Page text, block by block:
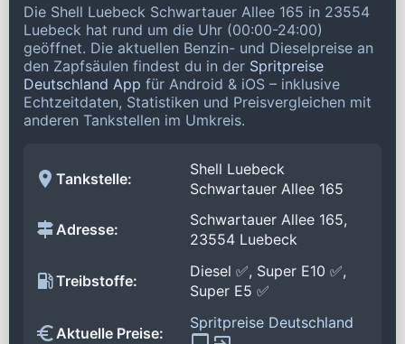
Die Shell Luebeck Schwartauer Allee 165 in 23554
Luebeck hat rund um die Uhr (00:00-24:00)
geöffnet. Die aktuellen Benzin- und Dieselpreise an
den Zapfsäulen findest du in der Spritpreise
Deutschland App für Android & iOS – inklusive
Echtzeitdaten, Statistiken und Preisvergleichen mit
anderen Tankstellen im Umkreis.
Tankstelle:
Shell Luebeck
Schwartauer Allee 165
Adresse:
Schwartauer Allee 165,
23554 Luebeck
Treibstoffe:
Diesel ✅, Super E10 ✅,
Super E5 ✅
Aktuelle Preise:
Spritpreise Deutschland